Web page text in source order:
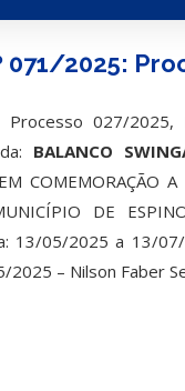
071/2025:
Processo 027/2025,
BALANCO
COMEMORAÇÃO
DE
13/05/2025 a 13/
– Nilson Faber